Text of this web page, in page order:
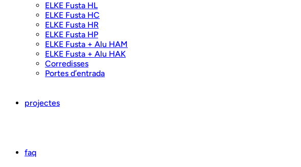
ELKE Fusta HL
ELKE Fusta HC
ELKE Fusta HR
ELKE Fusta HP
ELKE Fusta + Alu HAM
ELKE Fusta + Alu HAK
Corredisses
Portes d’entrada
projectes
faq